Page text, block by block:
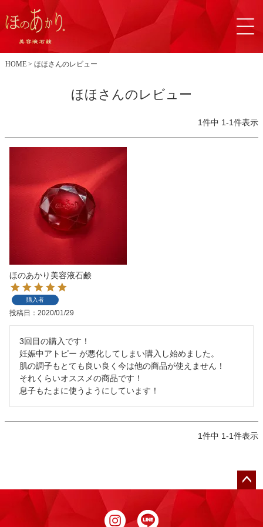
HOME ほほさんのレビュー
ほほさんのレビュー
1件中 1-1件表示
ほのあかり美容液石鹸
購入者
投稿日 2020/01/29
3回目の購入です！
妊娠中アトピー が悪化してしまい購入し始めました。
肌の調子もとても良い良く今は他の商品が使えません！
それくらいオススメの商品です！
息子もたまに使うようにしています！
1件中 1-1件表示